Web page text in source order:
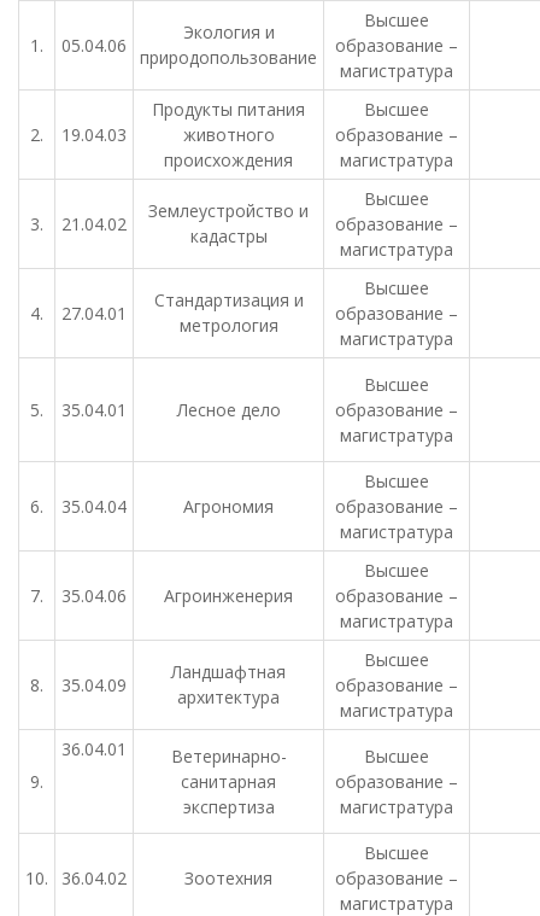
1. 05.04.06
Экология и
природопользование
Высшее
образование –
магистратура
2. 19.04.03
Продукты питания
животного
происхождения
Высшее
образование –
магистратура
3. 21.04.02
Землеустройство и
кадастры
Высшее
образование –
магистратура
4. 27.04.01
Стандартизация и
метрология
Высшее
образование –
магистратура
5. 35.04.01 Лесное дело
Высшее
образование –
магистратура
6. 35.04.04 Агрономия
Высшее
образование –
магистратура
7. 35.04.06 Агроинженерия
Высшее
образование –
магистратура
8. 35.04.09
Ландшафтная
архитектура
Высшее
образование –
магистратура
9.
36.04.01
Ветеринарно-
санитарная
экспертиза
Высшее
образование –
магистратура
10. 36.04.02 Зоотехния
Высшее
образование –
магистратура